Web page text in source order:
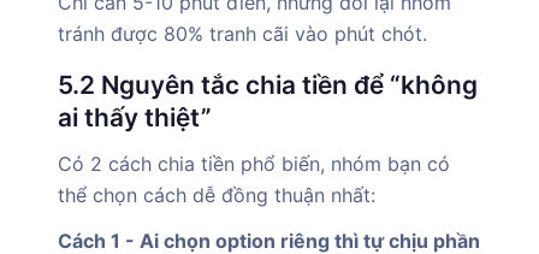
tránh được 80% tranh cãi vào phút chót.
5.2 Nguyên tắc chia tiền để “không
ai thấy thiệt”
Có 2 cách chia tiền phổ biến, nhóm bạn có
thể chọn cách dễ đồng thuận nhất:
Cách 1 - Ai chọn option riêng thì tự chịu phần